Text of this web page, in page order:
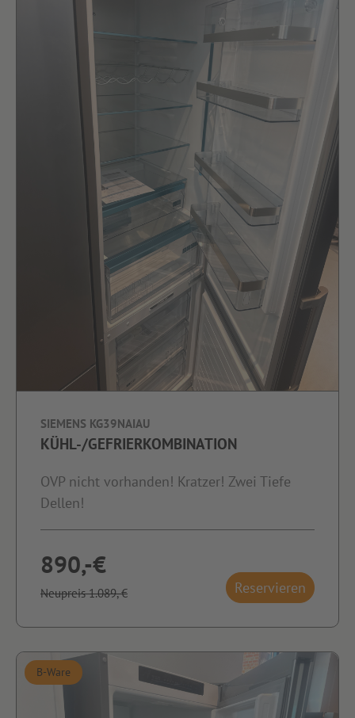
SIEMENS KG39NAIAU
KÜHL-/GEFRIERKOMBINATION
OVP nicht vorhanden! Kratzer! Zwei Tiefe
Dellen!
890,-€
Neupreis 1.089,-€ Reservieren
B-Ware